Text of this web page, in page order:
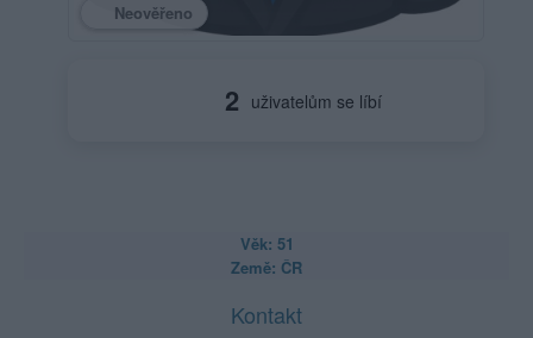
Neověřeno
2 uživatelům se líbí
Věk: 51
Země: ČR
Kontakt